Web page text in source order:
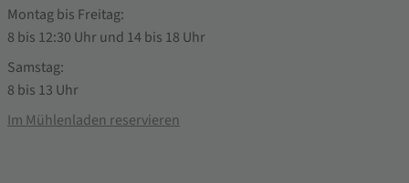
Montag bis Freitag:
8 bis 12:30 Uhr und 14 bis 18 Uhr
Samstag:
8 bis 13 Uhr
Im Mühlenladen reservieren